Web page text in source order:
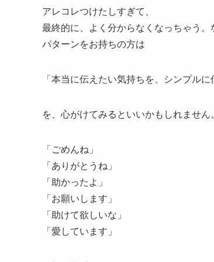
アレコレつけたしすぎて、
最終的に、よく分からなくなっちゃう。
パターンをお持ちの方は
「本当に伝えたい気持ちを、シンプルに
を、心がけてみるといいかもしれません。
「ごめんね」
「ありがとうね」
「助かったよ」
「お願いします」
「助けて欲しいな」
「愛しています」